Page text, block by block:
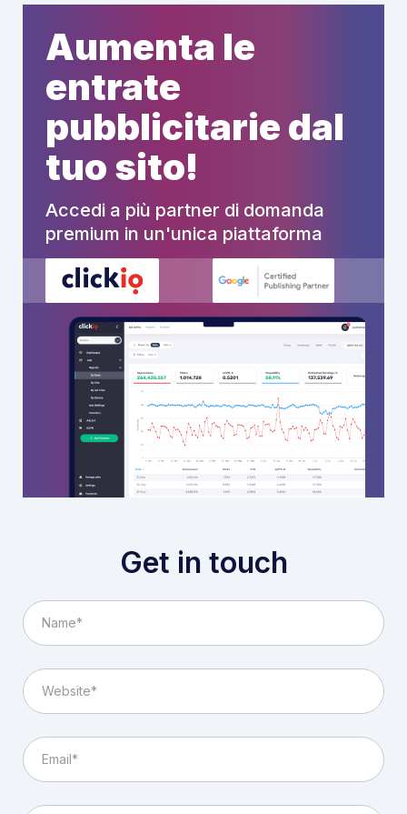
Aumenta le
entrate
pubblicitarie dal
tuo sito!
Accedi a più partner di domanda
premium in un'unica piattaforma
Get in touch